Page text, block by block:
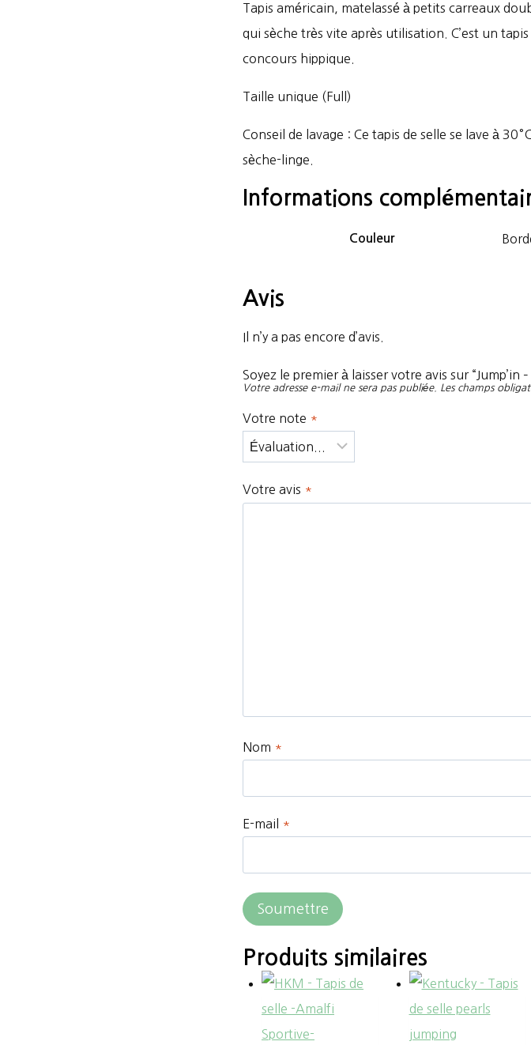
Tapis américain, matelassé à petits carreaux
qui sèche très vite après utilisation. C’est un
concours hippique.
Taille unique (Full)
Conseil de lavage : Ce tapis de selle se lave à
sèche-linge.
Informations
Couleur
Avis
Il n’y a pas encore d’avis.
Soyez le premier à laisser votre avis sur “Jump’in
Votre adresse e-mail ne sera pas publiée. Les champs
Votre note *
Votre avis *
Nom *
E-mail *
Produits similaires